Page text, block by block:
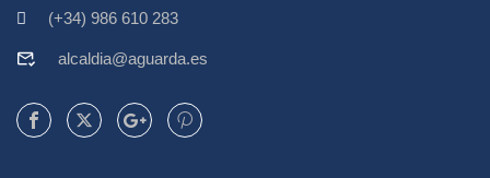
(+34) 986 610 283
alcaldia@aguarda.es